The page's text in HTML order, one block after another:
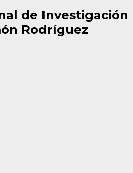
de Investigación
Rodríguez